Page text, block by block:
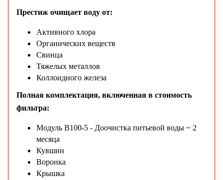
Престиж очищает воду от:
Активного хлора
Органических веществ
Свинца
Тяжелых металлов
Коллоидного железа
Полная комплектация, включенная в стоимость
фильтра:
Модуль B100-5 - Доочистка питьевой воды ~ 2
месяца
Кувшин
Воронка
Крышка